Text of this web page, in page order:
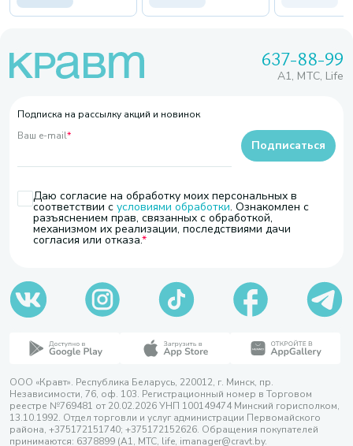
637-88-99
A1, МТС, Life
Подписка на рассылку акций и новинок
Ваш e-mail*
Даю согласие на обработку моих персональных в
соответствии с условиями обработки. Ознакомлен с
разъяснением прав, связанных с обработкой,
механизмом их реализации, последствиями дачи
согласия или отказа.
Подписаться
ООО «Кравт». Республика Беларусь, 220012, г. Минск, пр.
Независимости, 76, оф. 103. Регистрационный номер в Торговом
реестре №769481 от 20.02.2026 УНП 100149474 Минский горисполком,
13.10.1992. Отдел торговли и услуг администрации Первомайского
района, +375172151740; +375172152626. Обращения покупателей
принимаются: 6378899 (А1, МТС, life, imanager@cravt.by.